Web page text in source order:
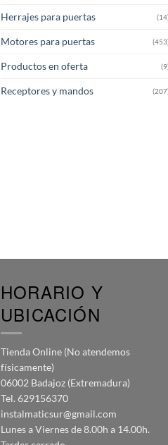
Herrajes para puertas
Motores para puertas
Productos en oferta
Receptores y mandos
HORARIO Y
UBICACIÓN
Tienda Online (No atendemos
físicamente)
06002 Badajoz (Extremadura)
Tel. 629156370
instalmaticsur@gmail.com
Lunes a Viernes de 8.00h a 14.00h.